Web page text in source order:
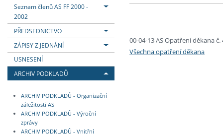
Absolventi fakulty
Vyjíždějící zaměstnanci
Seznam členů AS FF 2000 -
2002
PŘEDSEDNICTVO
ZÁPISY Z JEDNÁNÍ
USNESENÍ
ARCHIV PODKLADŮ
ARCHIV PODKLADŮ - Organizační
záležitosti AS
ARCHIV PODKLADŮ - Výroční
zprávy
ARCHIV PODKLADŮ - Vnitřní
00-04-13 AS Opatření děkana č.
Všechna opatření děkana